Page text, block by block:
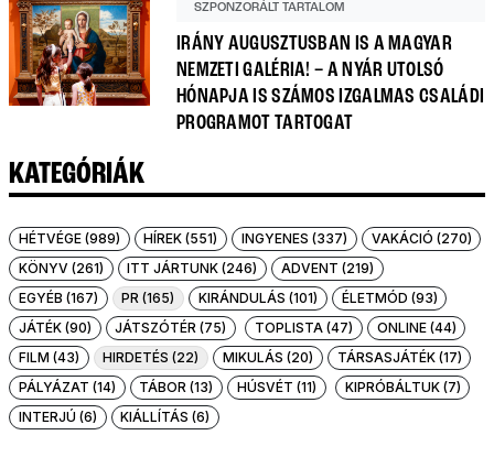
SZPONZORÁLT TARTALOM
IRÁNY AUGUSZTUSBAN IS A MAGYAR
NEMZETI GALÉRIA! – A NYÁR UTOLSÓ
HÓNAPJA IS SZÁMOS IZGALMAS CSALÁDI
PROGRAMOT TARTOGAT
KATEGÓRIÁK
HÉTVÉGE (989) HÍREK (551) INGYENES (337)
VAKÁCIÓ (270)
KÖNYV (261)
ITT JÁRTUNK (246)
ADVENT (219)
EGYÉB (167)
PR (165) KIRÁNDULÁS (101)
ÉLETMÓD (93)
JÁTÉK (90)
JÁTSZÓTÉR (75) TOPLISTA (47)
ONLINE (44)
FILM (43)
HIRDETÉS (22) MIKULÁS (20)
TÁRSASJÁTÉK (17)
PÁLYÁZAT (14)
TÁBOR (13) HÚSVÉT (11)
KIPRÓBÁLTUK (7)
INTERJÚ (6)
KIÁLLÍTÁS (6)